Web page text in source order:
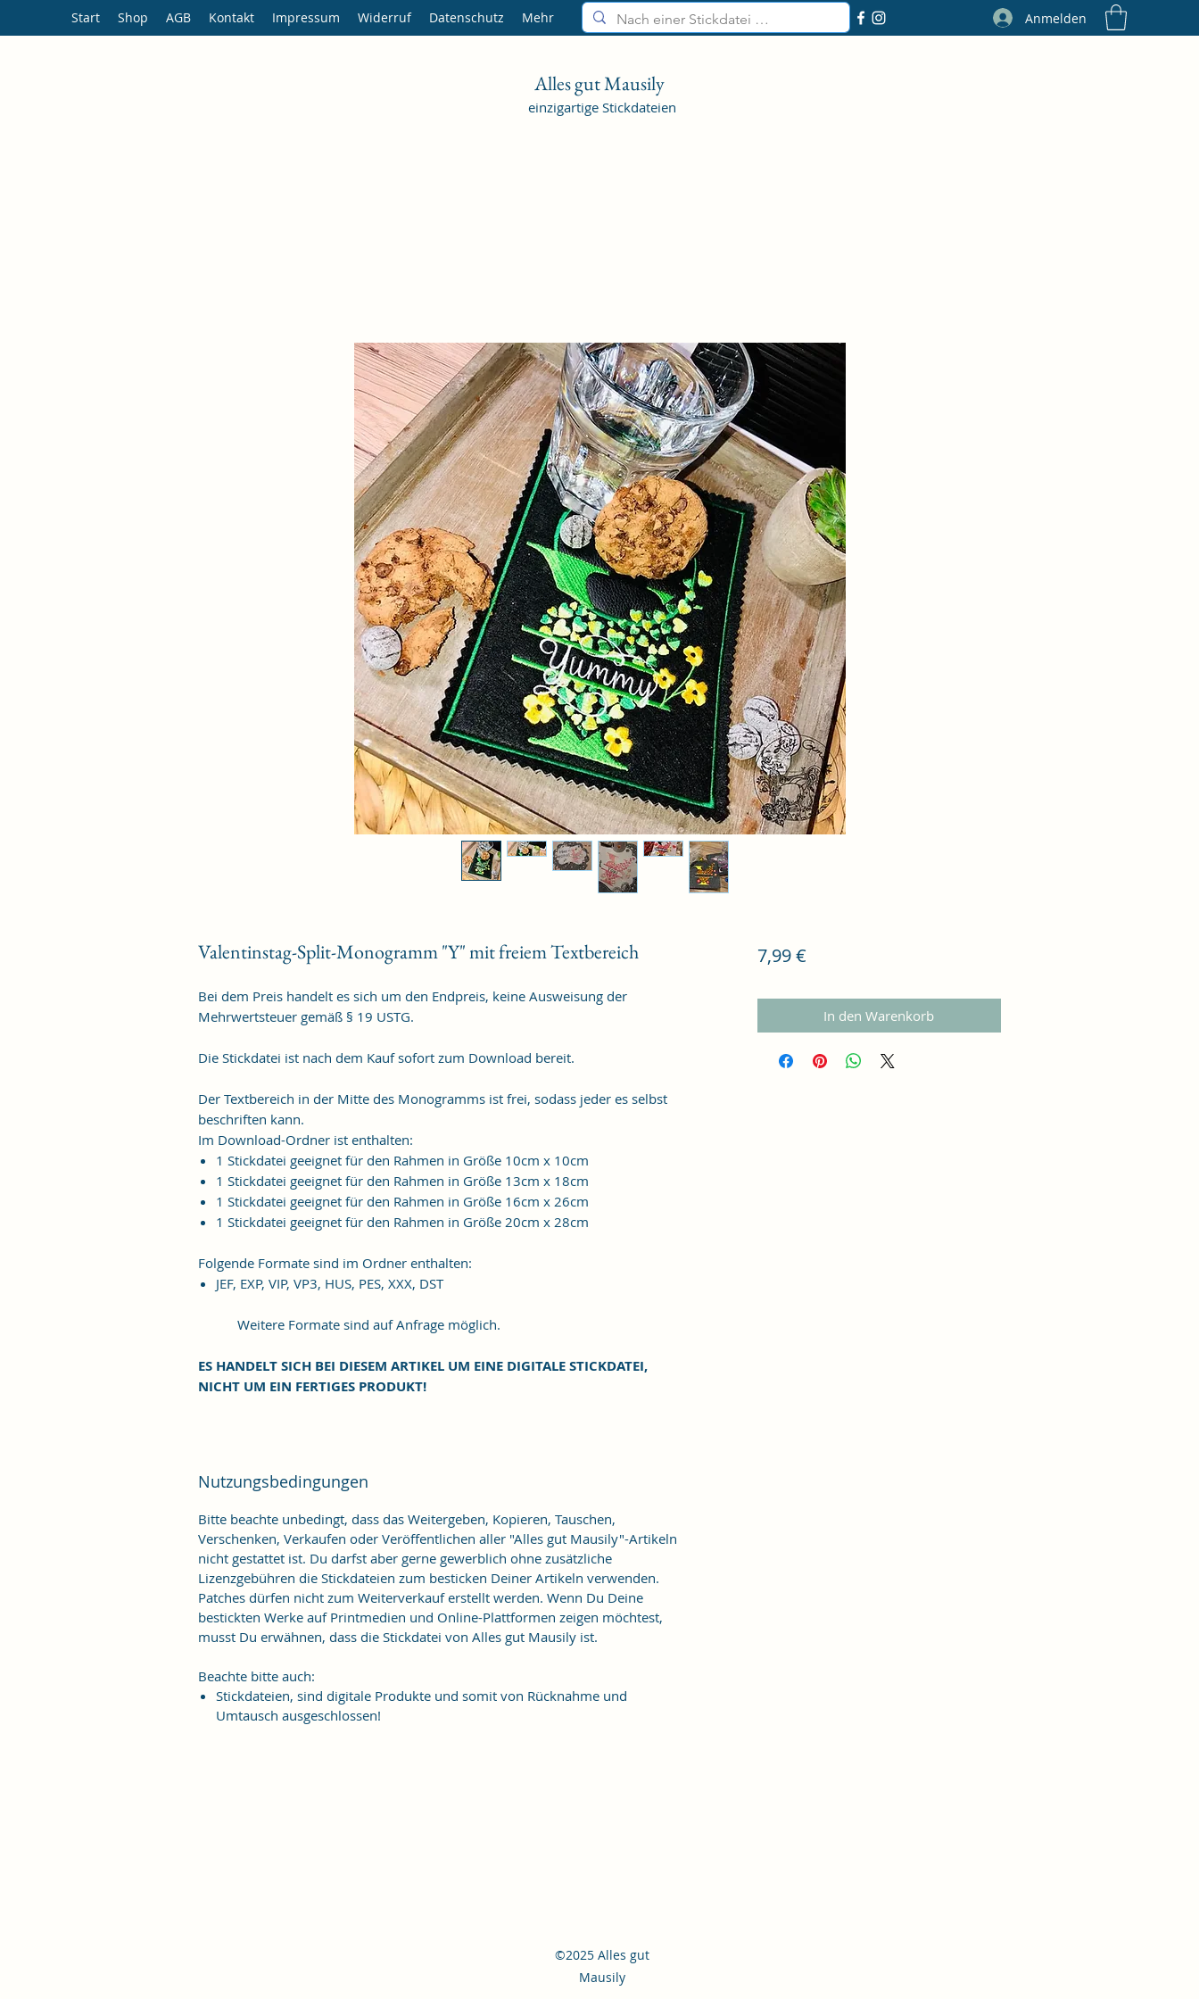
Alles gut Mausily
einzigartige Stickdateien
Start Shop AGB Kontakt Impressum Widerruf Datenschutz Mehr Anmelden
Valentinstag-Split-Monogramm "Y" mit freiem Textbereich
Bei dem Preis handelt es sich um den Endpreis, keine Ausweisung der
Mehrwertsteuer gemäß § 19 USTG.
Die Stickdatei ist nach dem Kauf sofort zum Download bereit.
Der Textbereich in der Mitte des Monogramms ist frei, sodass jeder es selbst
beschriften kann.
Im Download-Ordner ist enthalten:
1 Stickdatei geeignet für den Rahmen in Größe 10cm x 10cm
1 Stickdatei geeignet für den Rahmen in Größe 13cm x 18cm
1 Stickdatei geeignet für den Rahmen in Größe 16cm x 26cm
1 Stickdatei geeignet für den Rahmen in Größe 20cm x 28cm
Folgende Formate sind im Ordner enthalten:
JEF, EXP, VIP, VP3, HUS, PES, XXX, DST
Weitere Formate sind auf Anfrage möglich.
ES HANDELT SICH BEI DIESEM ARTIKEL UM EINE DIGITALE STICKDATEI,
NICHT UM EIN FERTIGES PRODUKT!
Nutzungsbedingungen
Bitte beachte unbedingt, dass das Weitergeben, Kopieren, Tauschen,
Verschenken, Verkaufen oder Veröffentlichen aller "Alles gut Mausily"-Artikeln
nicht gestattet ist. Du darfst aber gerne gewerblich ohne zusätzliche
Lizenzgebühren die Stickdateien zum besticken Deiner Artikeln verwenden.
Patches dürfen nicht zum Weiterverkauf erstellt werden. Wenn Du Deine
bestickten Werke auf Printmedien und Online-Plattformen zeigen möchtest,
musst Du erwähnen, dass die Stickdatei von Alles gut Mausily ist.
Beachte bitte auch:
Stickdateien, sind digitale Produkte und somit von Rücknahme und
Umtausch ausgeschlossen!
7,99 €Preis
In den Warenkorb
©2025 Alles gut
Mausily